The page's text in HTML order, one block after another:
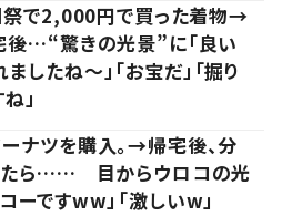
祭で2,000円で買った着物→
後…“驚きの光景”に「良い
したね～」「お宝だ」「掘り
」
ナツを購入。→帰宅後、分
たら…… 目からウロコの光
ーですww」「激しいw」